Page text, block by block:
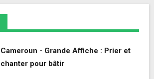
Cameroun - Grande Affiche : Prier et
chanter pour bâtir